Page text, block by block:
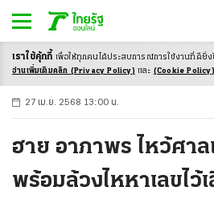
-ก ก ก+
27 เม.ย. 2568 13:00 น.
ฮาย อาภาพร ไหว้ศา
พร้อมล้วงไหหาเลขไว้
เราใช้คุ้กกี้ เพื่อให้ทุกคนได้ประสบการณ์การใช้งานที่ดียิ่ง
อ่านเพิ่มเติมคลิก (Privacy Policy) และ (Cookie Policy)